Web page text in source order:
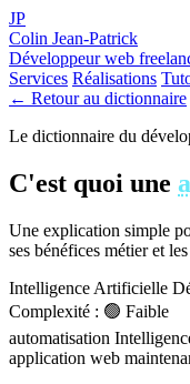
JP
Colin Jean-Patrick
Développeur web
Services Réalisations
← Retour au dictionnaire
Le dictionnaire du
C'est quoi une
Une explication simple
ses bénéfices métier et
Intelligence Artificielle
Complexité : 🟢 Faible
automatisation
application web